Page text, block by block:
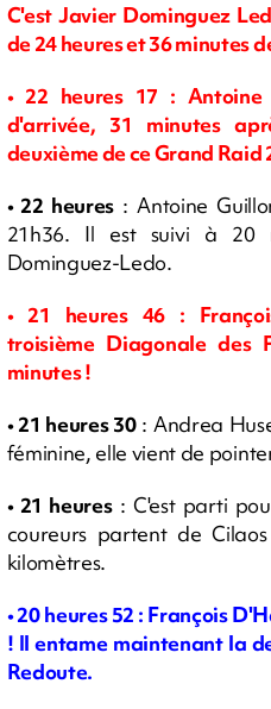
C'est Javier Dominguez
de 24 heures et 36 minutes
• 22 heures 17 :
d'arrivée, 31 minutes
deuxième de ce Grand Raid
• 22 heures : Antoine
21h36. Il est suivi à 20
Dominguez-Ledo.
• 21 heures 46 :
troisième Diagonale des
minutes !
• 21 heures 30: Andrea
féminine, elle vient de
• 21 heures: C'est parti
coureurs partent de
kilomètres.
• 20heures 52 : François
! Il entame maintenant la
Redoute.